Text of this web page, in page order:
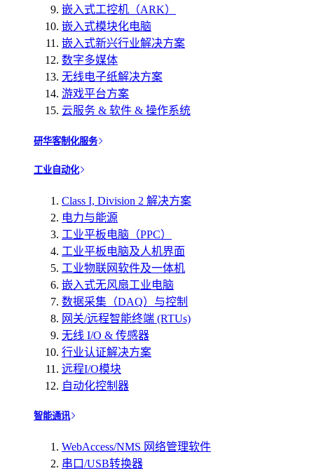
嵌入式工控机（ARK）
嵌入式模块化电脑
嵌入式新兴行业解决方案
数字多媒体
无线电子纸解决方案
游戏平台方案
云服务 & 软件 & 操作系统
研华客制化服务
工业自动化
Class I, Division 2 解决方案
电力与能源
工业平板电脑（PPC）
工业平板电脑及人机界面
工业物联网软件及一体机
嵌入式无风扇工业电脑
数据采集（DAQ）与控制
网关/远程智能终端 (RTUs)
无线 I/O & 传感器
行业认证解决方案
远程I/O模块
自动化控制器
智能通讯
WebAccess/NMS 网络管理软件
串口/USB转换器